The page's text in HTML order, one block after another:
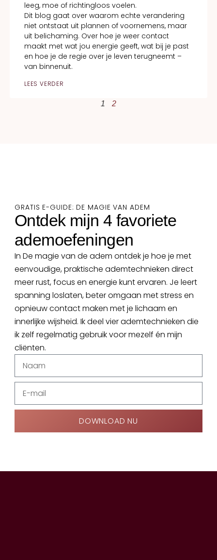
leeg, moe of richtingloos voelen.
Dit blog gaat over waarom echte verandering
niet ontstaat uit plannen of voornemens, maar
uit belichaming. Over hoe je weer contact
maakt met wat jou energie geeft, wat bij je past
en hoe je de regie over je leven terugneemt –
van binnenuit.
LEES VERDER
1 2
GRATIS E-GUIDE: DE MAGIE VAN ADEM
Ontdek mijn 4 favoriete
ademoefeningen
In De magie van de adem ontdek je hoe je met
eenvoudige, praktische ademtechnieken direct
meer rust, focus en energie kunt ervaren. Je leert
spanning loslaten, beter omgaan met stress en
opnieuw contact maken met je lichaam en
innerlijke wijsheid. Ik deel vier ademtechnieken die
ik zelf regelmatig gebruik voor mezelf én mijn
cliënten.
DOWNLOAD NU